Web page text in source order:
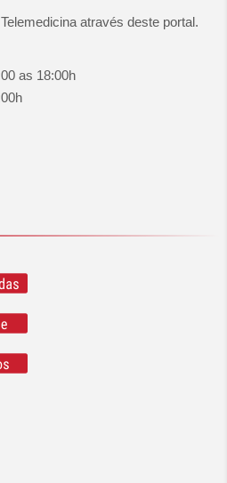
através deste portal.
as 18:00h